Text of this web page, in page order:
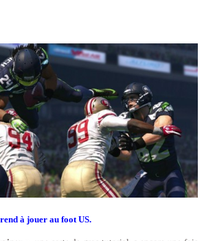
à jouer au foot US.